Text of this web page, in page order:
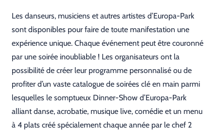
Les danseurs, musiciens et autres artistes d’Europa-Park
sont disponibles pour faire de toute manifestation une
expérience unique. Chaque événement peut être couronné
par une soirée inoubliable ! Les organisateurs ont la
possibilité de créer leur programme personnalisé ou de
profiter d’un vaste catalogue de soirées clé en main parmi
lesquelles le somptueux Dinner-Show d’Europa-Park
alliant danse, acrobatie, musique live, comédie et un menu
à 4 plats créé spécialement chaque année par le chef 2